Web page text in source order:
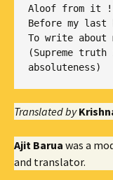
Aloof from it
Before my last
To write about
(Supreme
Translated by
Ajit Barua was a
and translator.